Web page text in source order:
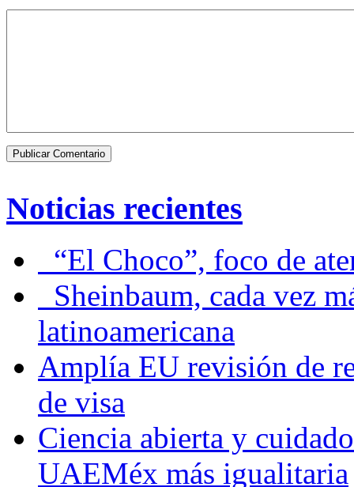
Noticias recientes
“El Choco”, foco de
Sheinbaum, cada vez
latinoamericana
Amplía EU revisión de
de visa
Ciencia abierta y
UAEMéx más igualitaria